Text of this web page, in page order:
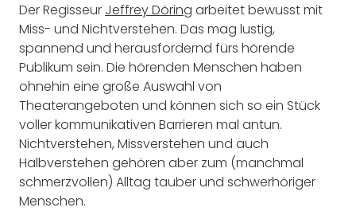
Der Regisseur Jeffrey Döring arbeitet bewusst mit
Miss- und Nichtverstehen. Das mag lustig,
spannend und herausfordernd fürs hörende
Publikum sein. Die hörenden Menschen haben
ohnehin eine große Auswahl von
Theaterangeboten und können sich so ein Stück
voller kommunikativen Barrieren mal antun.
Nichtverstehen, Missverstehen und auch
Halbverstehen gehören aber zum (manchmal
schmerzvollen) Alltag tauber und schwerhöriger
Menschen.